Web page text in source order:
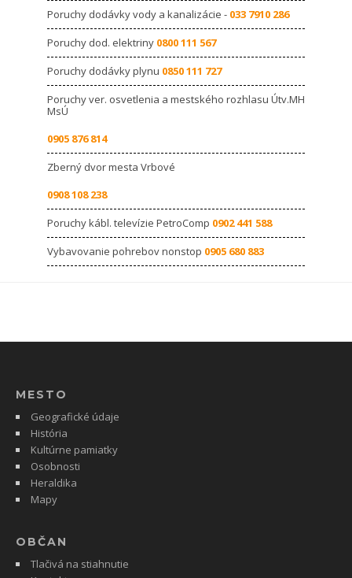
Poruchy dodávky vody a kanalizácie - 033 7910 286
Poruchy dod. elektriny 0800 111 567
Poruchy dodávky plynu 0850 111 727
Poruchy ver. osvetlenia a mestského rozhlasu Útv.MH
MsÚ
0905 876 814
Zberný dvor mesta Vrbové
0908 108 238
Poruchy kábl. televízie PetroComp 0902 441 588
Vybavovanie pohrebov nonstop 0905 680 883
MESTO
Geografické údaje
História
Kultúrne pamiatky
Osobnosti
Heraldika
Mapy
OBČAN
Tlačivá na stiahnutie